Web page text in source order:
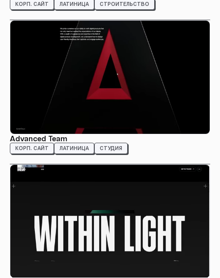
КОРП. САЙТ ЛАТИНИЦА СТРОИТЕЛЬСТВО
Advanced Team
КОРП. САЙТ ЛАТИНИЦА СТУДИЯ